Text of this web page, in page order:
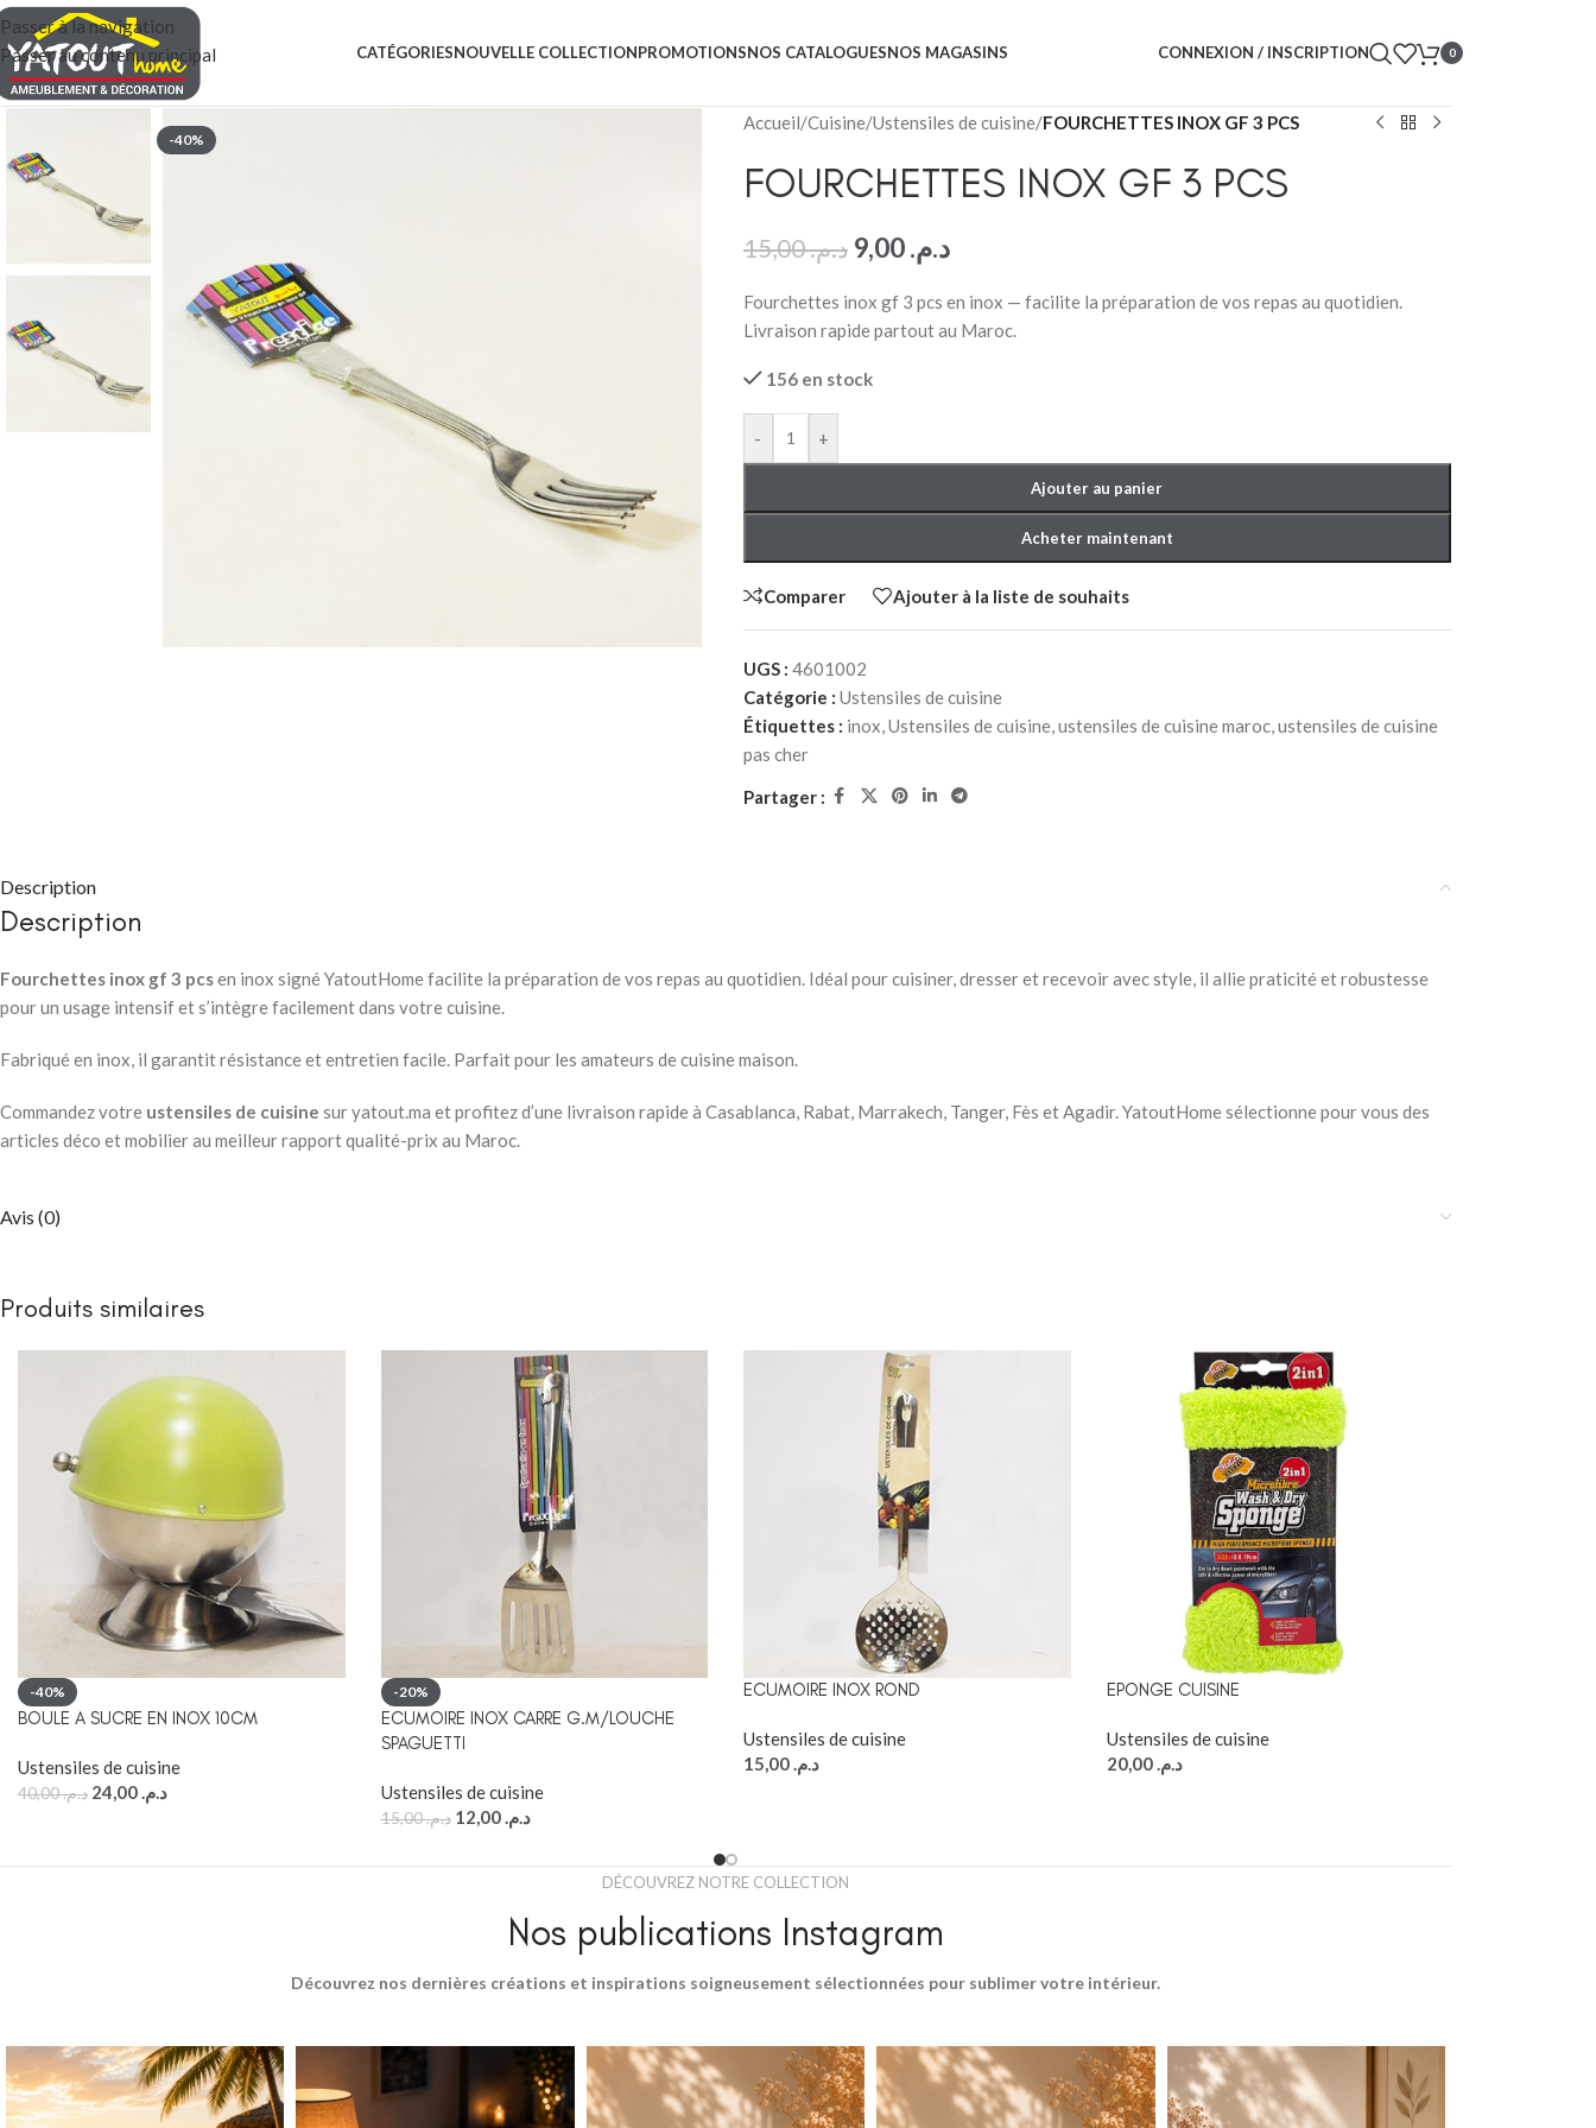
Passer à la navigation
Passer au contenu principal
CATÉGORIES
Armoires
Packs chambre à Coucher
CHAMBRE À COUCHER BÉBÉ
NOUVELLE COLLECTIONPROMOTIONSNOS CATALOGUESNOS MAGASINS CONNEXION / INSCRIPTION 0
-40%
Accueil/Cuisine/Ustensiles de cuisine/FOURCHETTES INOX GF 3 PCS
FOURCHETTES INOX GF 3 PCS
د.م.15,00 د.م.9,00
Fourchettes inox gf 3 pcs en inox — facilite la préparation de vos repas au quotidien.
Livraison rapide partout au Maroc.
156 en stock
- +
Ajouter au panier
Acheter maintenant
Comparer Ajouter à la liste de souhaits
UGS : 4601002
Catégorie : Ustensiles de cuisine
Étiquettes : inox,Ustensiles de cuisine,ustensiles de cuisine maroc,ustensiles de cuisine
pas cher
Partager :
Description
Description
Fourchettes inox gf 3 pcsen inox signé YatoutHome facilite la préparation de vos repas au quotidien. Idéal pour cuisiner, dresser et recevoir avec style, il allie praticité et robustesse
pour un usage intensif et s’intègre facilement dans votre cuisine.
Fabriqué en inox, il garantit résistance et entretien facile. Parfait pour les amateurs de cuisine maison.
Commandez votre ustensiles de cuisine sur yatout.ma et profitez d’une livraison rapide à Casablanca, Rabat, Marrakech, Tanger, Fès et Agadir. YatoutHome sélectionne pour vous des
articles déco et mobilier au meilleur rapport qualité-prix au Maroc.
Avis (0)
Produits similaires
-40%
BOULE A SUCRE EN INOX 10CM
Ustensiles de cuisine
د.م.40,00 د.م.
-20%
ECUMOIRE INOX CARRE G.M/LOUCHE
SPAGUETTI
Ustensiles de cuisine
د.م.15,00 د.م. 12,00
ECUMOIRE INOX ROND
Ustensiles de cuisine
د.م.
EPONGE CUISINE
Ustensiles de cuisine
د.م. 20,00
DÉCOUVREZ NOTRE COLLECTION
Nos publications Instagram
Découvrez nos dernières créations et inspirations soigneusement sélectionnées pour sublimer votre intérieur.